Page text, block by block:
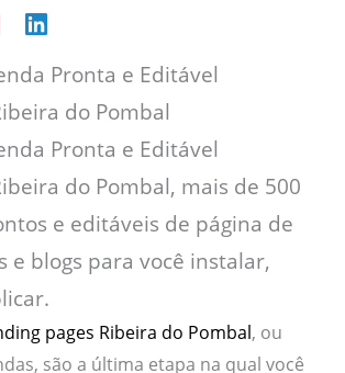
Pronta e Editável
do Pombal
Pronta e Editável
do Pombal, mais de 500
e editáveis de página de
e blogs para você instalar,
pages Ribeira do Pombal, ou
são a última etapa na qual você